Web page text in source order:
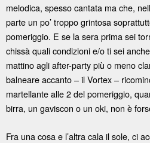
melodica, spesso cantata ma che,
parte un po’ troppo grintosa
pomeriggio. E se la sera prima sei
chissà quali condizioni e/o ti sei
mattino agli after-party più o meno
balneare accanto – il Vortex –
martellante alle 2 del pomeriggio,
birra, un gaviscon o un oki, non è
Fra una cosa e l’altra cala il sole, ci